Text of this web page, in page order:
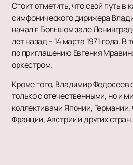
Стоит отметить, что свой путь в
симфонического дирижера
начал в Большом зале
лет назад – 14 марта 1971 года. В
по приглашению Евгения
оркестром.
Кроме того, Владимир Федосеев
только с отечественными, но и
коллективами Японии,
Франции, Австрии и других стран.